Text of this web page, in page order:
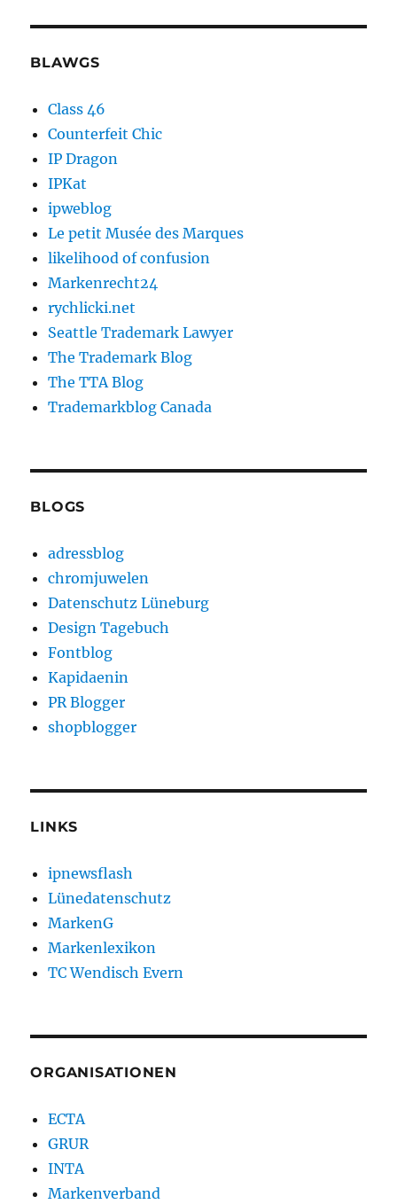
BLAWGS
Class 46
Counterfeit Chic
IP Dragon
IPKat
ipweblog
Le petit Musée des Marques
likelihood of confusion
Markenrecht24
rychlicki.net
Seattle Trademark Lawyer
The Trademark Blog
The TTA Blog
Trademarkblog Canada
BLOGS
adressblog
chromjuwelen
Datenschutz Lüneburg
Design Tagebuch
Fontblog
Kapidaenin
PR Blogger
shopblogger
LINKS
ipnewsflash
Lünedatenschutz
MarkenG
Markenlexikon
TC Wendisch Evern
ORGANISATIONEN
ECTA
GRUR
INTA
Markenverband